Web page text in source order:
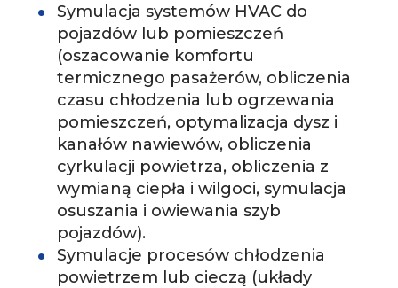
­Symulacja systemów HVAC do
pojazdów lub pomieszczeń
(oszacowanie komfortu
termicznego pasażerów, obliczenia
czasu chłodzenia lub ogrzewania
pomieszczeń, optymalizacja dysz i
kanałów nawiewów, obliczenia
cyrkulacji powietrza, obliczenia z
wymianą ciepła i wilgoci, symulacja
osuszania i owiewania szyb
pojazdów).
­Symulacje procesów chłodzenia
powietrzem lub cieczą (układy